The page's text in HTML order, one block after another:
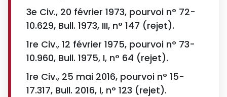
3e Civ., 20 février 1973, pourvoi n° 72-
10.629, Bull. 1973, III, n° 147 (rejet).
1re Civ., 12 février 1975, pourvoi n° 73-
10.960, Bull. 1975, I, n° 64 (rejet).
1re Civ., 25 mai 2016, pourvoi n° 15-
17.317, Bull. 2016, I, n° 123 (rejet).